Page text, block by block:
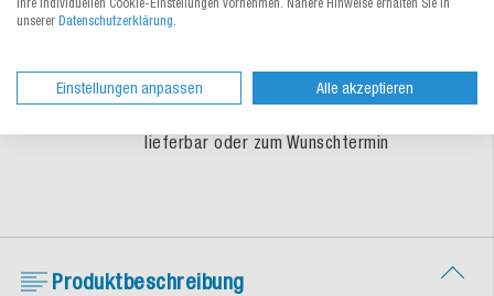
So treffen Sie eine sichere
Schnelle Lieferung
lieferbar oder zum Wunschtermin
Produktbeschreibung
Ihre individuellen Cookie-Einstellungen vornehmen. Nähere Hinweise erhalten Sie in
unserer Datenschutzerklärung.
Einstellungen anpassen Alle akzeptieren